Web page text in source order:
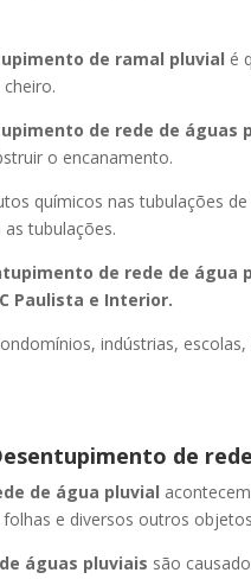
de ramal pluvial é
de rede de águas
o encanamento.
químicos nas tubulações de
tubulações.
de rede de água
Paulista e Interior.
indústrias,
de
de água pluvial
e diversos outros
águas pluviais são